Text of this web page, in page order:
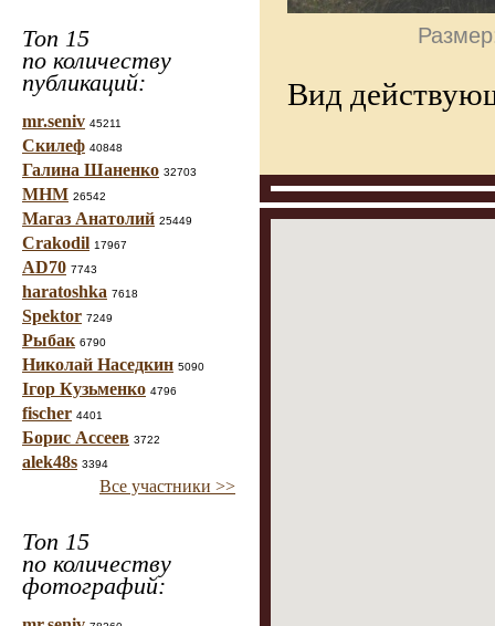
Топ 15
по количеству
публикаций:
mr.seniv 45211
Скилеф 40848
Галина Шаненко 32703
МНМ 26542
Магаз Анатолий 25449
Crakodil 17967
AD70 7743
haratoshka 7618
Spektor 7249
Рыбак 6790
Николай Наседкин 5090
Ігор Кузьменко 4796
fischer 4401
Борис Ассеев 3722
alek48s 3394
Все участники >>
Топ 15
по количеству
фотографий:
Вид